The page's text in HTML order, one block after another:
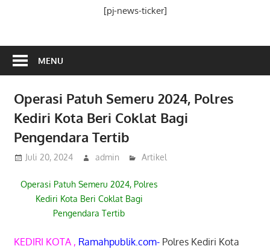
[pj-news-ticker]
MENU
Operasi Patuh Semeru 2024, Polres
Kediri Kota Beri Coklat Bagi
Pengendara Tertib
Juli 20, 2024 admin Artikel
Operasi Patuh Semeru 2024, Polres
Kediri Kota Beri Coklat Bagi
Pengendara Tertib
KEDIRI KOTA , Ramahpublik.com-Polres Kediri Kota